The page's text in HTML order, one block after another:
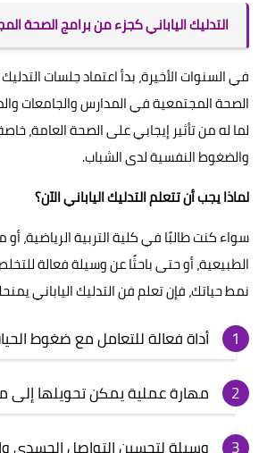
التدليك الياباني كجزء من برامج الصحة
في السنوات الأخيرة، بدأ اعتماد جلسات
الصحة المجتمعية في المدارس والجامعات
لما له من تأثير إيجابي على الصحة العامة،
والضغوط النفسية لدى الشباب.
لماذا يجب أن تتعلم التدليك الياباني الآن؟
سواء كنت طالبًا في كلية التربية الرياضية، أو
الطبيعية، أو حتى باحثًا عن وسيلة فعالة
نمط حياتك، فإن تعلم فن التدليك الياباني
أداة فعالة للتعامل مع ضغوط
مهارة عملية يمكن تحويلها